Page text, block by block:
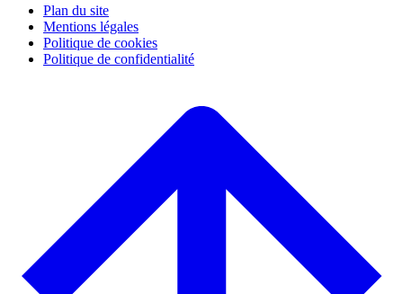
Plan du site
Mentions légales
Politique de cookies
Politique de confidentialité